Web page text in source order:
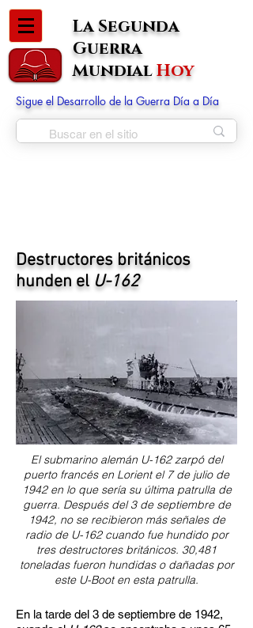
La Segunda
Guerra
MundialHoy
Sigue el Desarrollo de la Guerra Día a Día
Destructores británicos
hunden el U-162
El submarino alemán U-162 zarpó del
puerto francés en Lorient el 7 de julio de
1942 en lo que sería su última patrulla de
guerra. Después del 3 de septiembre de
1942, no se recibieron más señales de
radio de U-162 cuando fue hundido por
tres destructores británicos. 30,481
toneladas fueron hundidas o dañadas por
este U-Boot en esta patrulla.
En la tarde del 3 de septiembre de 1942,